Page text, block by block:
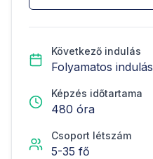
Következő indulás
Folyamatos indulás
Képzés időtartama
480 óra
Csoport létszám
5-35 fő